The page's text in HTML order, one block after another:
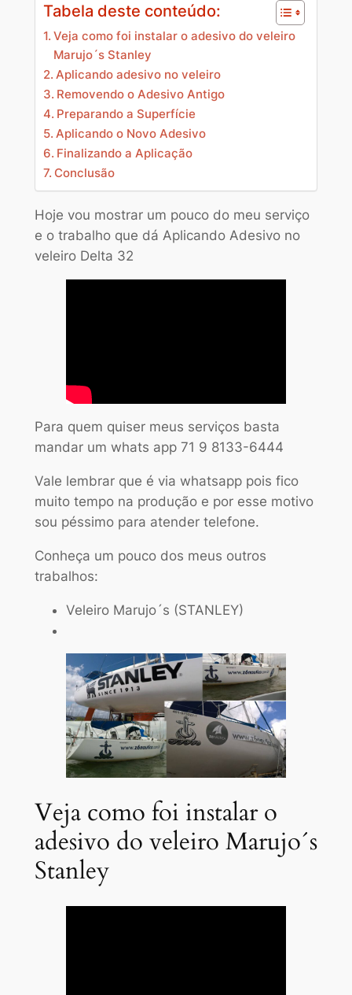
Tabela deste conteúdo:
Veja como foi instalar o adesivo do veleiro
Marujo´s Stanley
Aplicando adesivo no veleiro
Removendo o Adesivo Antigo
Preparando a Superfície
Aplicando o Novo Adesivo
Finalizando a Aplicação
Conclusão
Hoje vou mostrar um pouco do meu serviço
e o trabalho que dá Aplicando Adesivo no
veleiro Delta 32
Para quem quiser meus serviços basta
mandar um whats app 71 9 8133-6444
Vale lembrar que é via whatsapp pois fico
muito tempo na produção e por esse motivo
sou péssimo para atender telefone.
Conheça um pouco dos meus outros
trabalhos:
Veleiro Marujo´s (STANLEY)
Veja como foi instalar o
adesivo do veleiro Marujo´s
Stanley